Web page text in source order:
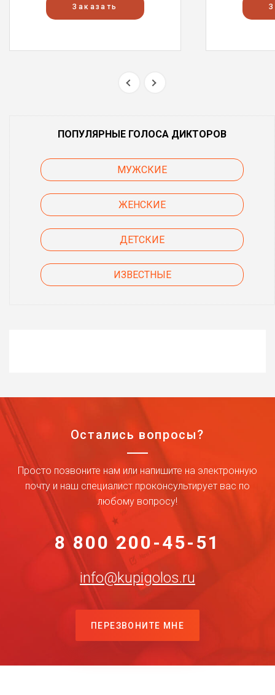
Заказать
ПОПУЛЯРНЫЕ ГОЛОСА ДИКТОРОВ
МУЖСКИЕ
ЖЕНСКИЕ
ДЕТСКИЕ
ИЗВЕСТНЫЕ
Остались вопросы?
Просто позвоните нам или напишите на электронную
почту и наш специалист проконсультирует вас по
любому вопросу!
8 800 200-45-51
info@kupigolos.ru
ПЕРЕЗВОНИТЕ МНЕ